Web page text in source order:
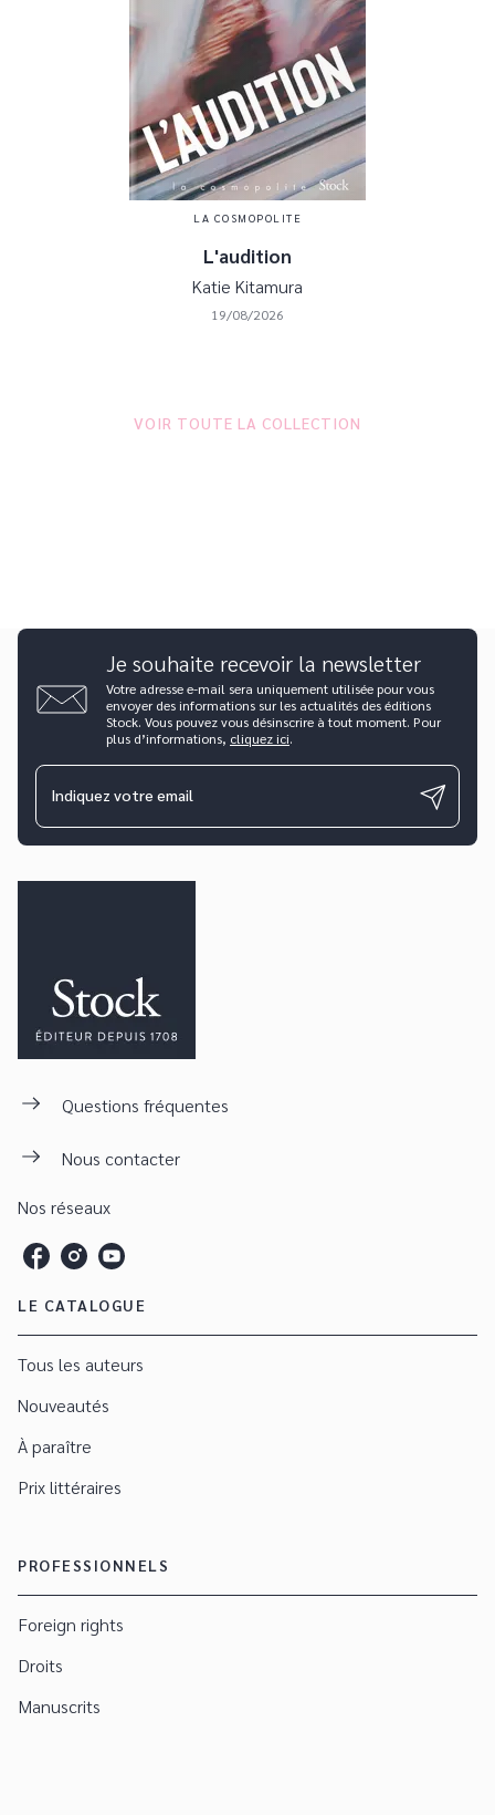
LA COSMOPOLITE
L'audition
Katie Kitamura
19/08/2026
VOIR TOUTE LA COLLECTION
Je souhaite recevoir la newsletter
Votre adresse e-mail sera uniquement utilisée pour vous
envoyer des informations sur les actualités des éditions
Stock. Vous pouvez vous désinscrire à tout moment. Pour
plus d’informations, cliquez ici.
Indiquez votre email
Questions fréquentes
Nous contacter
Nos réseaux
LE CATALOGUE
Tous les auteurs
Nouveautés
À paraître
Prix littéraires
PROFESSIONNELS
Foreign rights
Droits
Manuscrits